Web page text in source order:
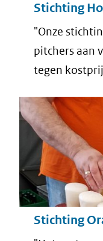
Stichting
"Onze
pitchers aan
tegen
Stichting